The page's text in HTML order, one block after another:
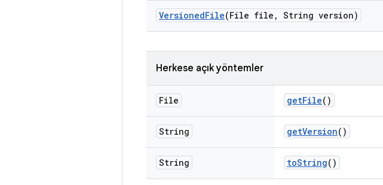
VersionedFile(File file , String version)
Herkese açık yöntemler
File getFile()
String getVersion()
String toString()